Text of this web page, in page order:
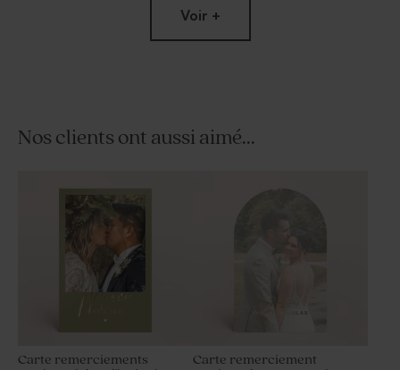
verre vide mariage
Voir +
Nos clients ont aussi aimé...
Carte remerciements
Carte remerciement